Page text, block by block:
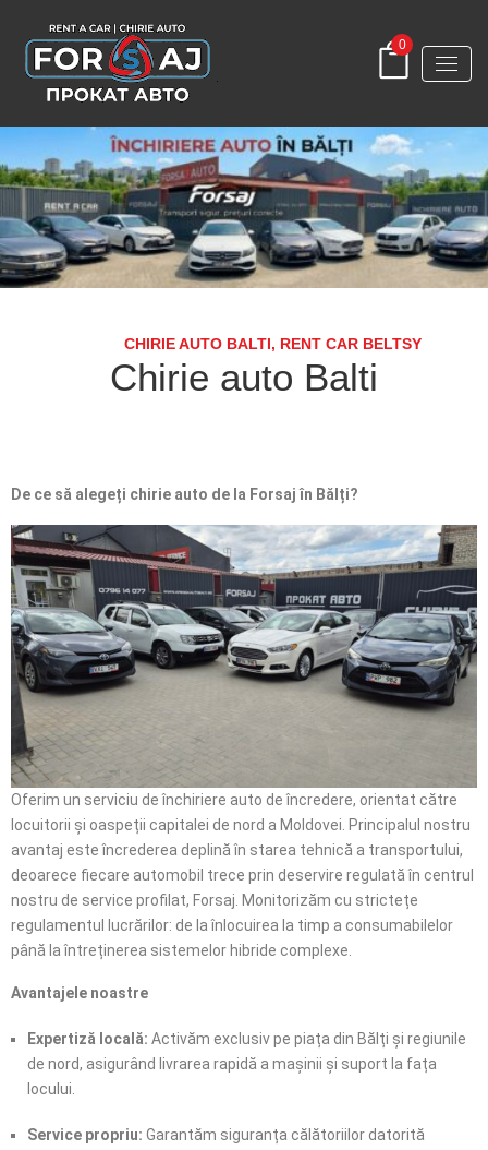
0
Chirie auto Balti
CHIRIE AUTO BALTI, RENT CAR BELTSY
De ce să alegeți chirie auto de la Forsaj în Bălți?
Oferim un serviciu de închiriere auto de încredere, orientat către
locuitorii și oaspeții capitalei de nord a Moldovei. Principalul nostru
avantaj este încrederea deplină în starea tehnică a transportului,
deoarece fiecare automobil trece prin deservire regulată în centrul
nostru de service profilat, Forsaj. Monitorizăm cu strictețe
regulamentul lucrărilor: de la înlocuirea la timp a consumabilelor
până la întreținerea sistemelor hibride complexe.
Avantajele noastre
Expertiză locală: Activăm exclusiv pe piața din Bălți și regiunile
de nord, asigurând livrarea rapidă a mașinii și suport la fața
locului.
Service propriu: Garantăm siguranța călătoriilor datorită